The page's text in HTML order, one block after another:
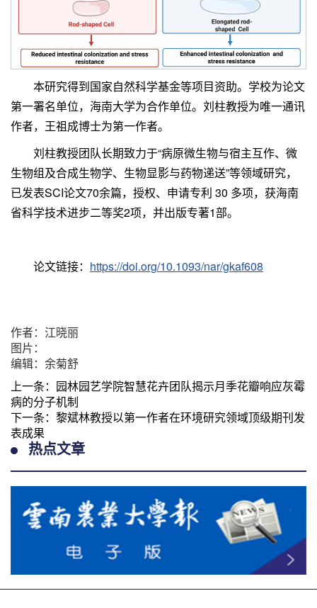
本研究得到国家自然科学基金等项目资助。学校为论文
第一署名单位，海南大学为合作单位。刘柱教授为唯一通讯
作者，王祖成博士为第一作者。
刘柱教授团队长期致力于“病原微生物与宿主互作、微
生物组及合成生物学、生物显影与药物递送”等领域研究，
已发表SCI论文70余篇，授权、申请专利 30 多项，获海南
省科学技术进步二等奖2项，并出版专著1部。
论文链接： https://doi.org/10.1093/nar/gkaf608
作者：江晓丽
图片：
编辑：余菊舒
上一条： 园林园艺学院智慧花卉团队揭示月季花瓣响应灰霉
病的分子机制
下一条： 黎斌林教授以第一作者在环境研究领域顶级期刊发
表成果
热点文章